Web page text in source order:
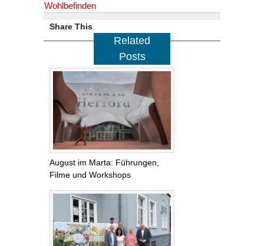
Wohlbefinden
Share This
Related
Posts
August im Marta: Führungen,
Filme und Workshops